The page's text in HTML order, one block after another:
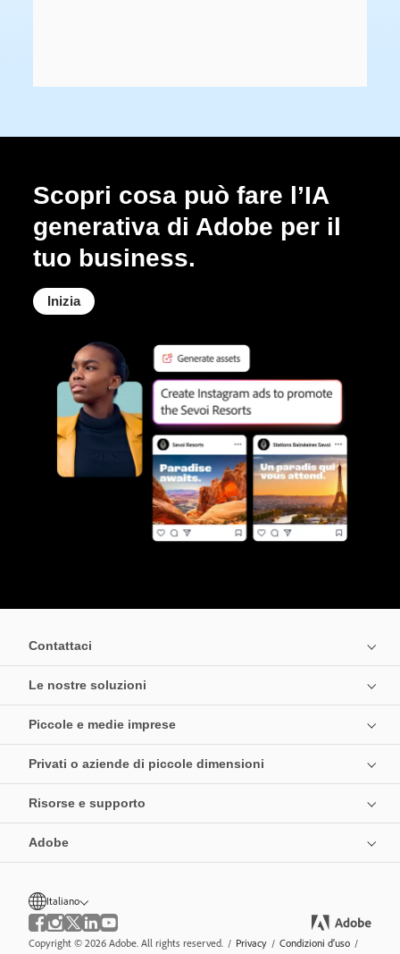
Scopri cosa può fare l’IA
generativa di Adobe per il
tuo business.
Inizia
Contattaci
Le nostre soluzioni
Piccole e medie imprese
Privati o aziende di piccole dimensioni
Risorse e supporto
Adobe
Italiano
Copyright © 2026 Adobe. All rights reserved. / Privacy / Condizioni d’uso /